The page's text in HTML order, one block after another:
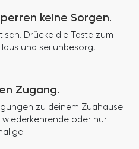
keine Sorgen.
Drücke die Taste zum
und sei unbesorgt!
Zugang.
zu deinem Zuahause
oder nur